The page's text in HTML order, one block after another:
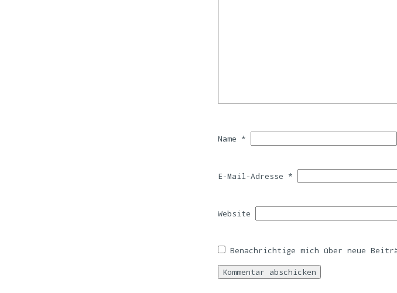
Name *
E-Mail-Adresse *
Website
Benachrichtige mich über neue